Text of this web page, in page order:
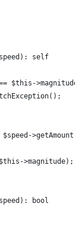
self
$this-
>magnitude);
bool